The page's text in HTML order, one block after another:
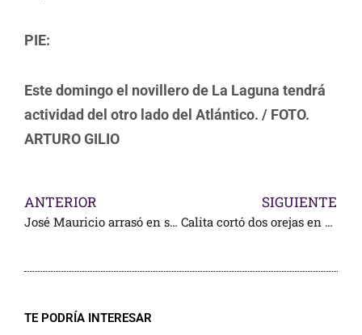
PIE:
Este domingo el novillero de La Laguna tendrá
actividad del otro lado del Atlántico. / FOTO.
ARTURO GILIO
ANTERIOR
José Mauricio arrasó en su reaparición, en Monterrey
SIGUIENTE
Calita cortó dos orejas en España
TE PODRÍA INTERESAR